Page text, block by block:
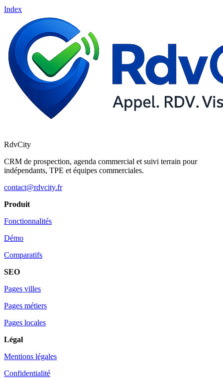
Index
RdvCity
CRM de prospection, agenda commercial et suivi terrain pour
indépendants, TPE et équipes commerciales.
contact@rdvcity.fr
Produit
Fonctionnalités
Démo
Comparatifs
SEO
Pages villes
Pages métiers
Pages locales
Légal
Mentions légales
Confidentialité